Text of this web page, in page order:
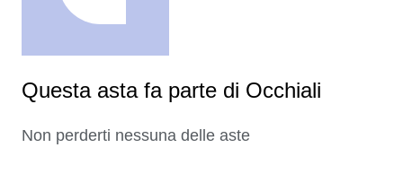
Questa asta fa parte di Occhiali
Non perderti nessuna delle aste